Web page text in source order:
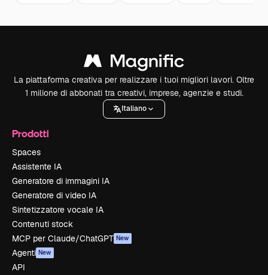
La piattaforma creativa per realizzare i tuoi migliori lavori. Oltre
1 milione di abbonati tra creativi, imprese, agenzie e studi.
Italiano
Prodotti
Spaces
Assistente IA
Generatore di immagini IA
Generatore di video IA
Sintetizzatore vocale IA
Contenuti stock
MCP per Claude/ChatGPT New
Agenti New
API